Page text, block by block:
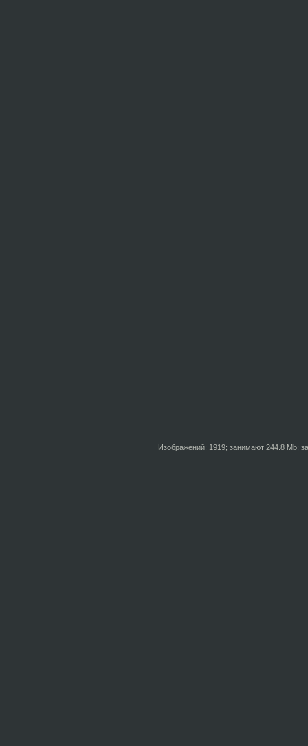
Изображений: 1919; занимают 244.8 Mb;